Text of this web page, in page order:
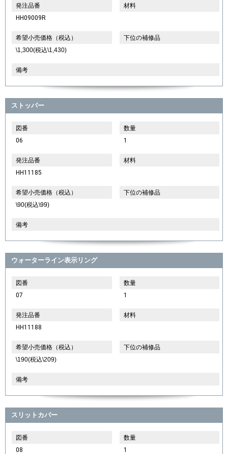
発注品番
HH09009R
材料
希望小売価格（税込）
\1,300(税込\1,430)
下位の補修品
備考
ストッパー
図番
06
数量
1
発注品番
HH11185
材料
希望小売価格（税込）
\90(税込\99)
下位の補修品
備考
ウォーターライン表示リング
図番
07
数量
1
発注品番
HH11188
材料
希望小売価格（税込）
\190(税込\209)
下位の補修品
備考
スリットカバー
図番
08
数量
1